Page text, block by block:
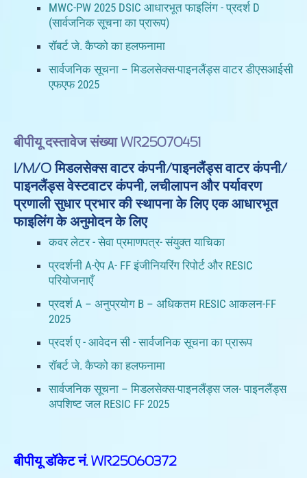
MWC-PW 2025 DSIC आधारभूत फाइलिंग - प्रदर्श D
(सार्वजनिक सूचना का प्रारूप)
रॉबर्ट जे. कैप्को का हलफनामा
सार्वजनिक सूचना – मिडलसेक्स-पाइनलैंड्स वाटर डीएसआईसी
एफएफ 2025
बीपीयू दस्तावेज संख्या WR25070451
I/M/O मिडलसेक्स वाटर कंपनी/पाइनलैंड्स वाटर कंपनी/
पाइनलैंड्स वेस्टवाटर कंपनी, लचीलापन और पर्यावरण
प्रणाली सुधार प्रभार की स्थापना के लिए एक आधारभूत
फाइलिंग के अनुमोदन के लिए
कवर लेटर - सेवा प्रमाणपत्र- संयुक्त याचिका
प्रदर्शनी A-ऐप A- FF इंजीनियरिंग रिपोर्ट और RESIC
परियोजनाएँ
प्रदर्श A – अनुप्रयोग B – अधिकतम RESIC आकलन-FF
2025
प्रदर्श ए - आवेदन सी - सार्वजनिक सूचना का प्रारूप
रॉबर्ट जे. कैप्को का हलफनामा
सार्वजनिक सूचना – मिडलसेक्स-पाइनलैंड्स जल- पाइनलैंड्स
अपशिष्ट जल RESIC FF 2025
बीपीयू डॉकेट नं. WR25060372